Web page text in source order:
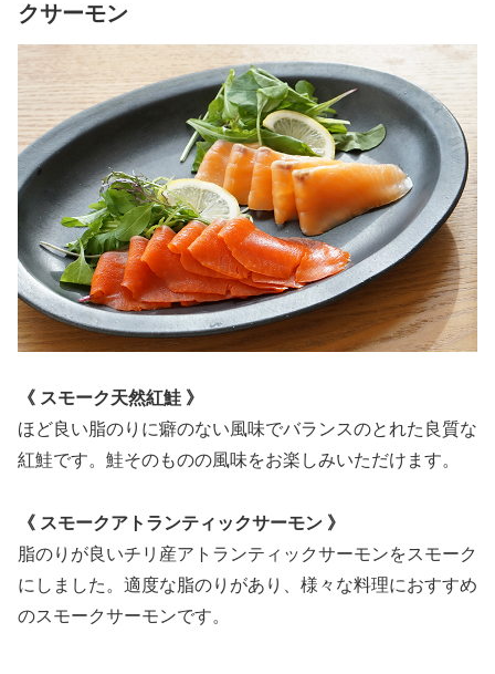
クサーモン
《 スモーク天然紅鮭 》
ほど良い脂のりに癖のない風味でバランスのとれた良質な
紅鮭です。鮭そのものの風味をお楽しみいただけます。
《 スモークアトランティックサーモン 》
脂のりが良いチリ産アトランティックサーモンをスモーク
にしました。適度な脂のりがあり、様々な料理におすすめ
のスモークサーモンです。